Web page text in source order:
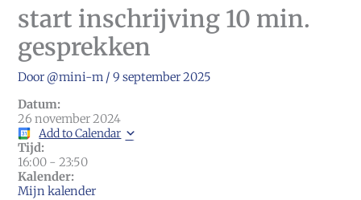
start inschrijving 10 min.
gesprekken
Door @mini-m /9 september 2025
Datum:
26 november 2024
Add to Calendar
Tijd:
16:00 -23:50
Kalender:
Mijn kalender